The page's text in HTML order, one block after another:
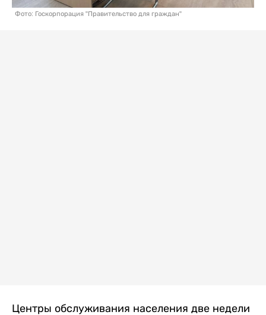
Фото: Госкорпорация "Правительство для граждан"
Центры обслуживания населения две недели